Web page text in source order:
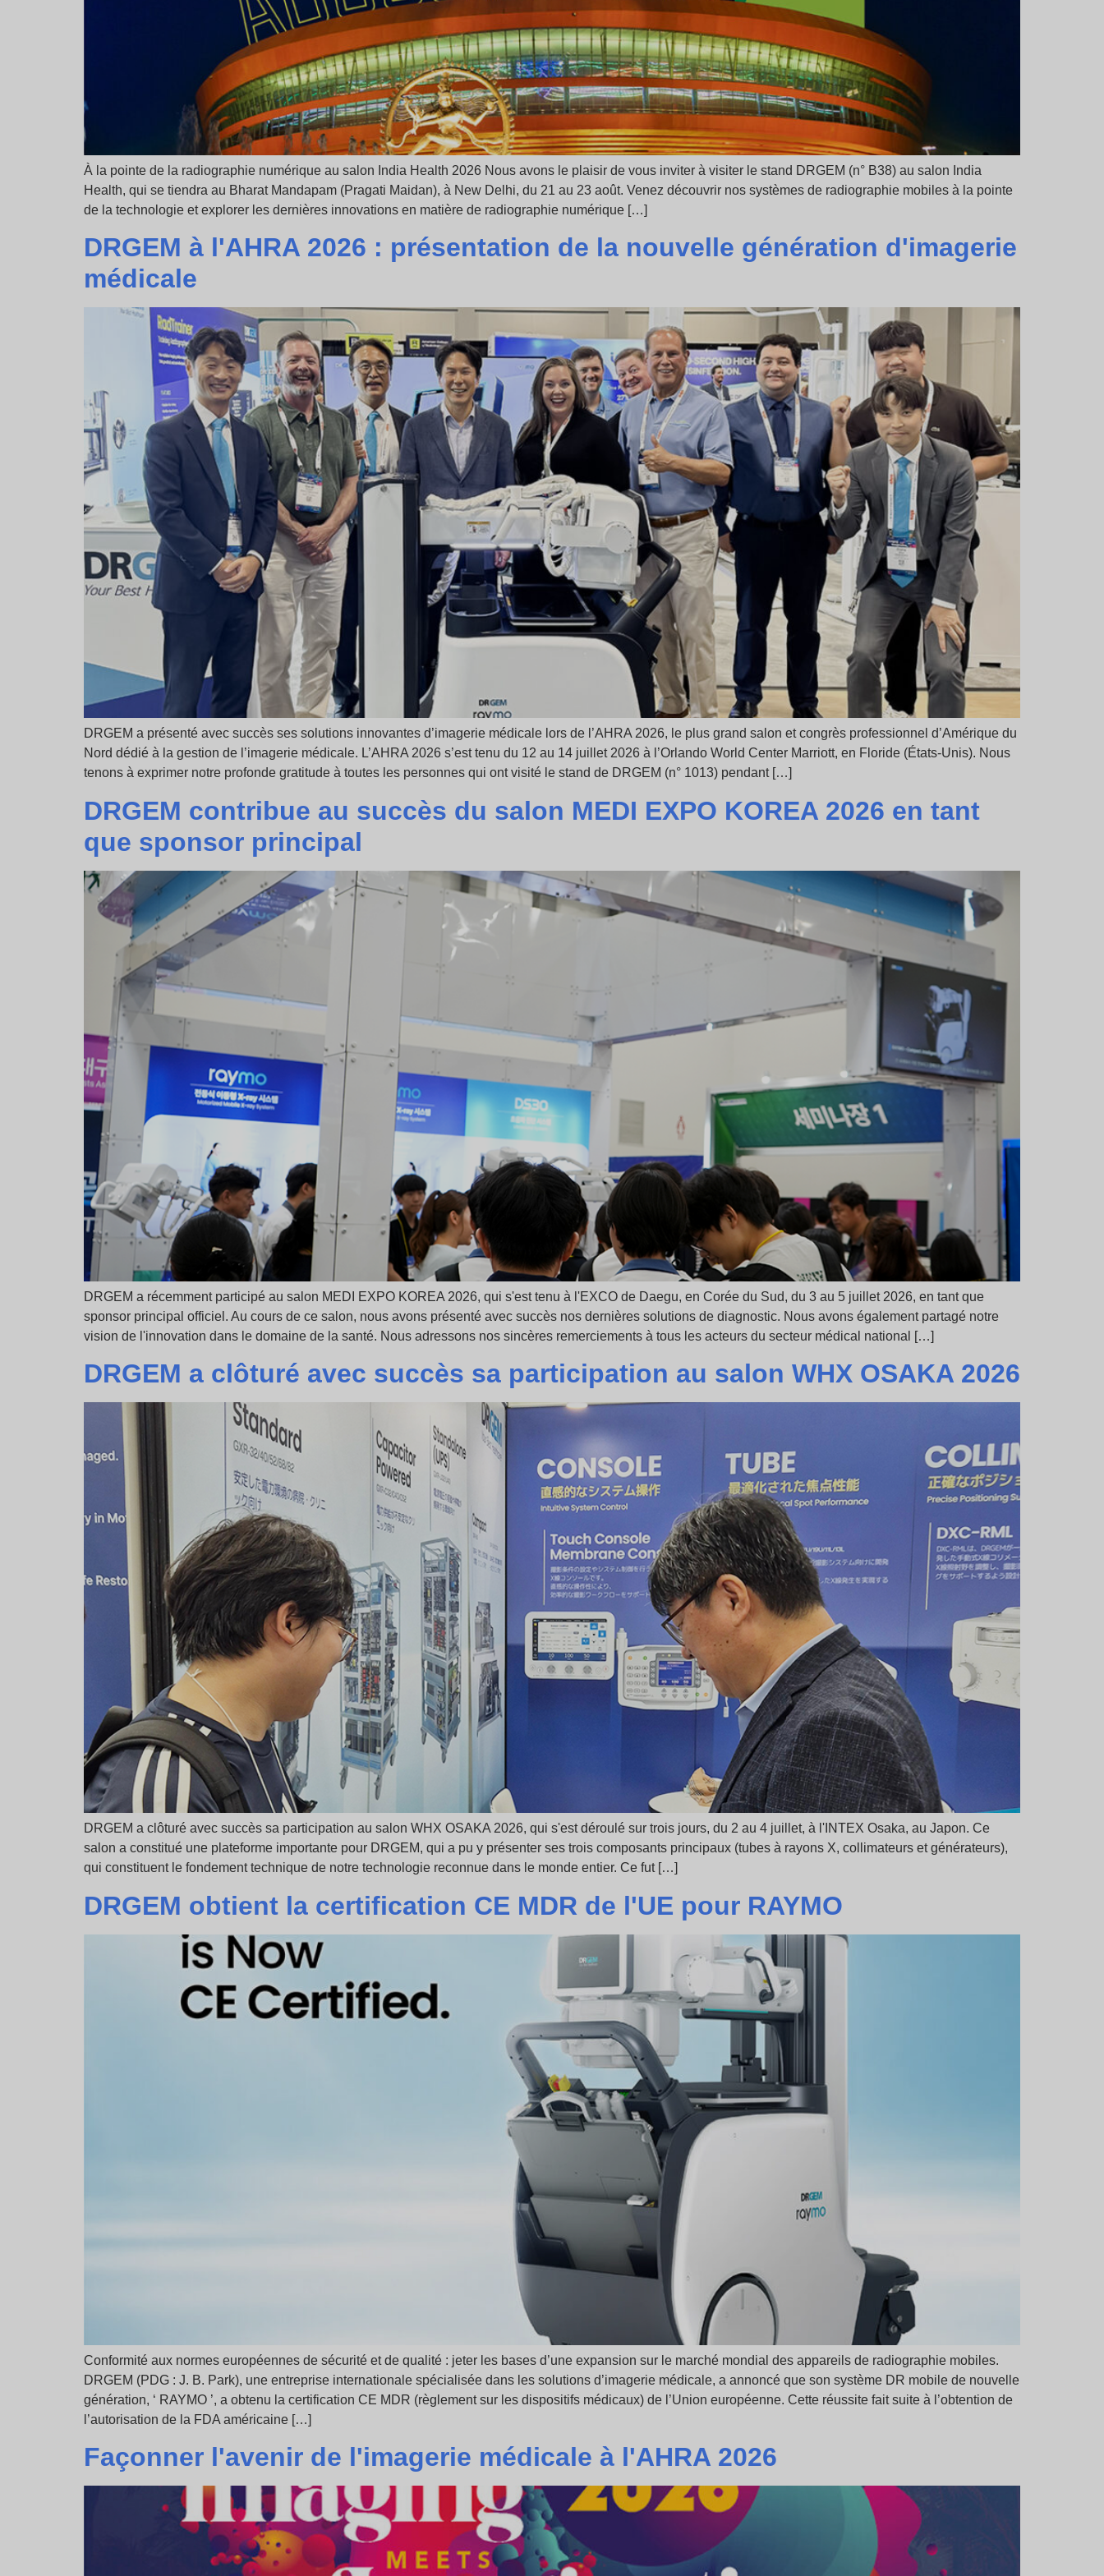
À la pointe de la radiographie numérique au salon India Health 2026 Nous avons le plaisir de vous inviter à visiter le stand DRGEM (n° B38) au salon India
Health, qui se tiendra au Bharat Mandapam (Pragati Maidan), à New Delhi, du 21 au 23 août. Venez découvrir nos systèmes de radiographie mobiles à la pointe
de la technologie et explorer les dernières innovations en matière de radiographie numérique […]
DRGEM à l'AHRA 2026 : présentation de la nouvelle génération d'imagerie
médicale
DRGEM a présenté avec succès ses solutions innovantes d’imagerie médicale lors de l’AHRA 2026, le plus grand salon et congrès professionnel d’Amérique du
Nord dédié à la gestion de l’imagerie médicale. L’AHRA 2026 s’est tenu du 12 au 14 juillet 2026 à l’Orlando World Center Marriott, en Floride (États-Unis). Nous
tenons à exprimer notre profonde gratitude à toutes les personnes qui ont visité le stand de DRGEM (n° 1013) pendant […]
DRGEM contribue au succès du salon MEDI EXPO KOREA 2026 en tant
que sponsor principal
DRGEM a récemment participé au salon MEDI EXPO KOREA 2026, qui s'est tenu à l'EXCO de Daegu, en Corée du Sud, du 3 au 5 juillet 2026, en tant que
sponsor principal officiel. Au cours de ce salon, nous avons présenté avec succès nos dernières solutions de diagnostic. Nous avons également partagé notre
vision de l'innovation dans le domaine de la santé. Nous adressons nos sincères remerciements à tous les acteurs du secteur médical national […]
DRGEM a clôturé avec succès sa participation au salon WHX OSAKA 2026
DRGEM a clôturé avec succès sa participation au salon WHX OSAKA 2026, qui s'est déroulé sur trois jours, du 2 au 4 juillet, à l'INTEX Osaka, au Japon. Ce
salon a constitué une plateforme importante pour DRGEM, qui a pu y présenter ses trois composants principaux (tubes à rayons X, collimateurs et générateurs),
qui constituent le fondement technique de notre technologie reconnue dans le monde entier. Ce fut […]
DRGEM obtient la certification CE MDR de l'UE pour RAYMO
Conformité aux normes européennes de sécurité et de qualité : jeter les bases d’une expansion sur le marché mondial des appareils de radiographie mobiles.
DRGEM (PDG : J. B. Park), une entreprise internationale spécialisée dans les solutions d’imagerie médicale, a annoncé que son système DR mobile de nouvelle
génération, ‘ RAYMO ’, a obtenu la certification CE MDR (règlement sur les dispositifs médicaux) de l’Union européenne. Cette réussite fait suite à l’obtention de
l’autorisation de la FDA américaine […]
Façonner l'avenir de l'imagerie médicale à l'AHRA 2026